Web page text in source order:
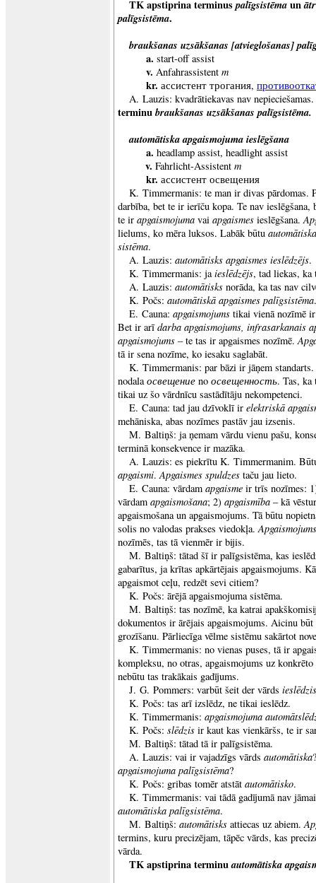
TK apstiprina terminuspalīgsistēmaun
palīgsistēma.
braukšanas uzsākšanas [atvieglošanas]
a. start-off assist
v. Anfahrassistent m
kr. ассистент трогания,
A. Lauzis: kvadrātiekavas nav nepieciešamas.
terminubraukšanas uzsākšanas palīgsistēma.
automātiska apgaismojuma ieslēgšana
a. headlamp assist, headlight assist
v. Fahrlicht-Assistent m
kr. ассистент освещения
K. Timmermanis: te man ir divas pārdomas.
darbība, bet te ir ierīču kopa. Te nav
te ir apgaismojuma vai apgaismes ieslēgšana.
lielums, ko mēra luksos. Labāk būtu
sistēma.
A. Lauzis: automātisks apgaismes ieslēdzējs.
K. Timmermanis: jaieslēdzējs, tad liekas,
A. Lauzis: automātisks norāda, ka tas nav
K. Počs: automātiskā apgaismes palīgsistēma.
E. Cauna: apgaismojums tikai vienā nozīmē
Bet ir arīdarba apgaismojums, infrasarkanais
apgaismojums – te tas ir apgaismes nozīmē.
tā ir sena nozīme, ko iesaku saglabāt.
K. Timmermanis: par bāzi ir jāņem
nodalaосвещение no освещенность. Tas, ka
tikai uz šo vārdnīcu sastādītāju nekompetenci.
E. Cauna: tad jau dzīvoklī ir elektriskā
mehāniska, abas nozīmes pastāv jau izsenis.
M. Baltiņš: ja ņemam vārdu vienu pašu,
terminā konsekvence ir mazāka.
A. Lauzis: es piekrītu K. Timmermanim.
apgaismi.Apgaismes spuldzes taču jau lieto.
E. Cauna: vārdam apgaisme ir trīs nozīmes:
vārdam apgaismošana; 2) apgaismība – kā
apgaismošana un apgaismojums. Tā būtu
solis no valodas prakses viedokļa.Apgaismojums
nozīmēs, tas tā vienmēr ir bijis.
M. Baltiņš: tātad šī ir palīgsistēma, kas
gabarītus, ja krītas apkārtējais apgaismojums.
apgaismot ceļu, redzēt sevi citiem?
K. Počs: ārējā apgaismojuma sistēma.
M. Baltiņš: tas nozīmē, ka katrai
dokumentos ir ārējais apgaismojums. Aicinu
grozīšanu. Pārliecīga vēlme sistēmu sakārtot
K. Timmermanis: no vienas puses, tā ir
kompleksu, no otras, apgaismojums uz
nebūtu tas trakākais gadījums.
J. G. Pommers: varbūt šeit der vārds ieslēdzis
K. Počs: tas arī izslēdz, ne tikai ieslēdz.
K. Timmermanis: apgaismojuma
K. Počs: slēdzis ir kaut kas vienkāršs, te ir
M. Baltiņš: tātad tā ir palīgsistēma.
A. Lauzis: vai ir vajadzīgs vārds automātiska
apgaismojuma palīgsistēma?
K. Počs: gribas tomēr atstāt automātisko.
K. Timmermanis: vai tādā gadījumā nav
automātiska palīgsistēma.
M. Baltiņš: automātisks attiecas uz abiem.
termins, kuru precizējam, tāpēc vārds, kas
vārda.
TK apstiprina terminuautomātiska